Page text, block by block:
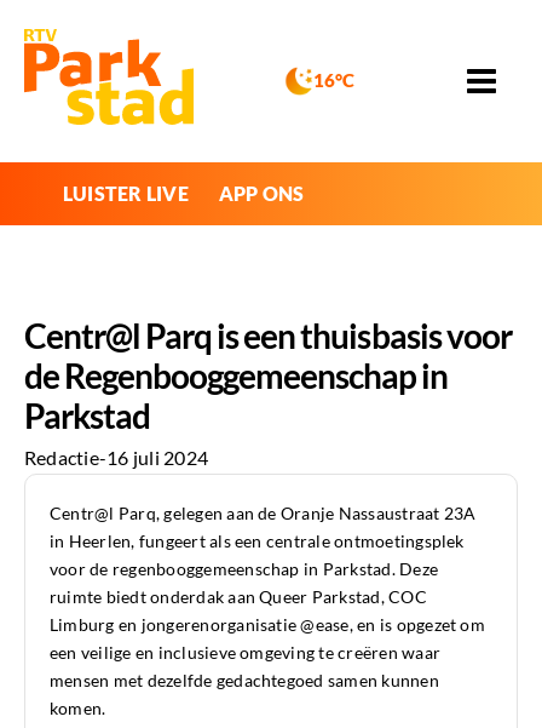
16°C
LUISTER LIVE APP ONS
Centr@l Parq is een thuisbasis voor
de Regenbooggemeenschap in
Parkstad
Redactie-16 juli 2024
Centr@l Parq, gelegen aan de Oranje Nassaustraat 23A
in Heerlen, fungeert als een centrale ontmoetingsplek
voor de regenbooggemeenschap in Parkstad. Deze
ruimte biedt onderdak aan Queer Parkstad, COC
Limburg en jongerenorganisatie @ease, en is opgezet om
een veilige en inclusieve omgeving te creëren waar
mensen met dezelfde gedachtegoed samen kunnen
komen.